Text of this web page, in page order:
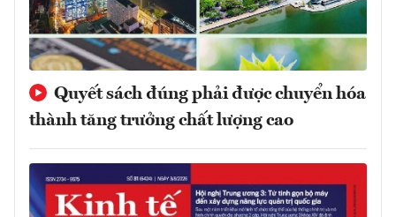
Quyết sách đúng phải được chuyển hóa
thành tăng trưởng chất lượng cao